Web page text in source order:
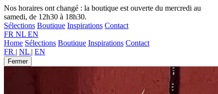
Nos horaires ont changé : la boutique est ouverte du mercredi au
samedi, de 12h30 à 18h30.
Sélections Boutique Inspirations Contact
FR NL EN
Home Sélections Boutique Inspirations Contact
FR | NL | EN
Fermer